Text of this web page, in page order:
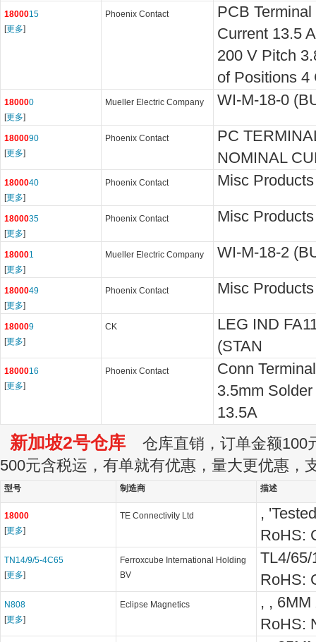
1800015
[更多]
Phoenix Contact
PCB
Current 13.5
200 V Pitch
of Positions 4
180000
[更多]
Mueller Electric Company WI-M-18-0
1800090
[更多]
Phoenix Contact
PC
NOMINAL
1800040
[更多]
Phoenix Contact Misc Products
1800035
[更多]
Phoenix Contact Misc Products
180001
[更多]
Mueller Electric Company WI-M-18-2
1800049
[更多]
Phoenix Contact Misc Products
180009
[更多]
CK
LEG IND
(STAN
1800016
[更多]
Phoenix Contact
Conn
3.5mm
13.5A
新加坡2号仓库 仓库直销，订单金额100
500元含税运，有单就有优惠，量大更优惠，
型号 制造商 描述
18000
[更多]
TE Connectivity Ltd
,
RoHS:
TN14/9/5-4C65
[更多]
Ferroxcube International Holding
BV
TL4/65/
RoHS:
N808
[更多]
Eclipse Magnetics
, , 6MM
RoHS: